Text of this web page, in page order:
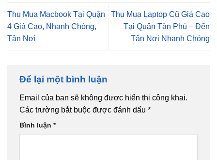
Thu Mua Macbook Tại Quận
4 Giá Cao, Nhanh Chóng,
Tận Nơi
Thu Mua Laptop Cũ Giá Cao
Tại Quận Tân Phú – Đến
Tận Nơi Nhanh Chóng
Để lại một bình luận
Email của bạn sẽ không được hiển thị công khai.
Các trường bắt buộc được đánh dấu *
Bình luận *